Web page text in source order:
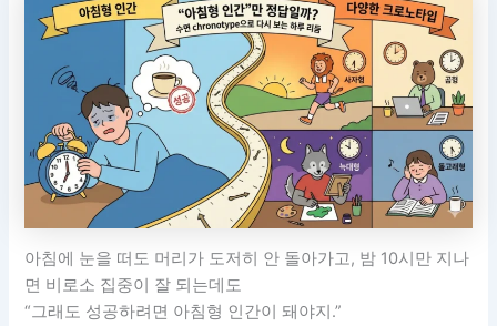
아침에 눈을 떠도 머리가 도저히 안 돌아가고, 밤 10시만 지나
면 비로소 집중이 잘 되는데도
“그래도 성공하려면 아침형 인간이 돼야지.”